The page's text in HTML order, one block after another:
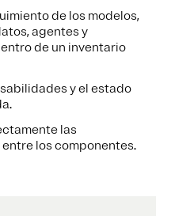
de los modelos,
agentes y
de un inventario
y el estado
las
los componentes.